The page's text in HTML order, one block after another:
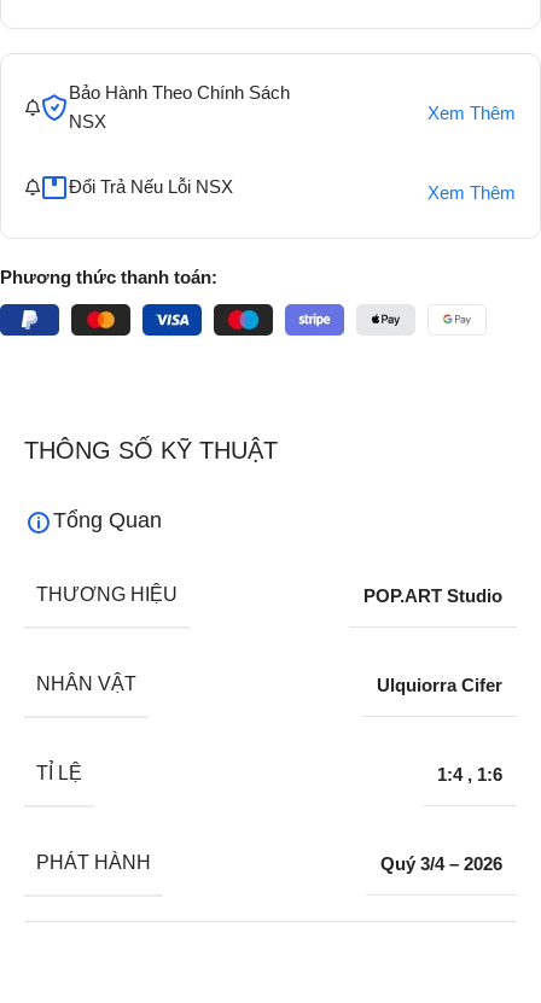
Bảo Hành Theo Chính Sách
NSX
Xem Thêm
Đổi Trả Nếu Lỗi NSX Xem Thêm
Phương thức thanh toán:
THÔNG SỐ KỸ THUẬT
Tổng Quan
THƯƠNG HIỆU POP.ART Studio
NHÂN VẬT Ulquiorra Cifer
TỈ LỆ 1:4 , 1:6
PHÁT HÀNH Quý 3/4 – 2026